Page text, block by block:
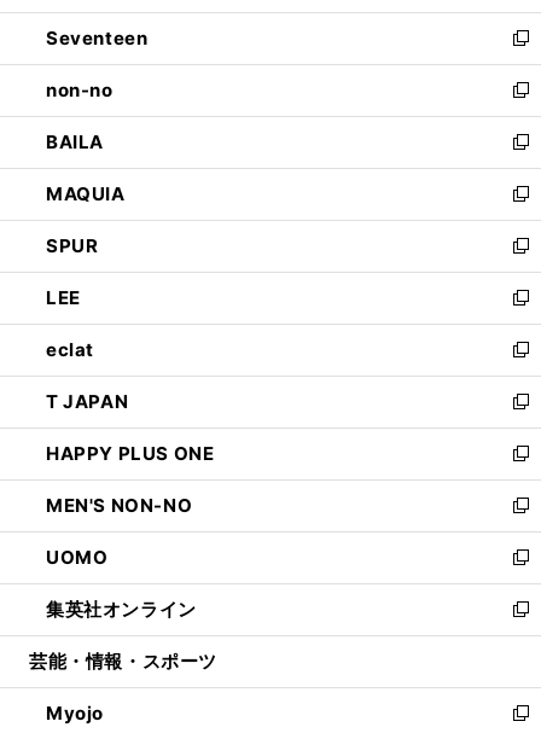
開
く
ウ
で
開
く
ン
ド
ウ
で
開
く
Seventeen
新
し
い
ウ
ィ
ン
ド
ウ
で
開
く
non-no
新
し
い
ウ
ィ
ン
ド
ウ
で
開
く
BAILA
新
し
い
ウ
ィ
ン
ド
ウ
で
開
く
MAQUIA
新
し
い
ウ
ィ
ン
ド
ウ
で
開
く
SPUR
新
し
い
ウ
ィ
ン
ド
ウ
で
開
く
LEE
新
し
い
ウ
ィ
ン
ド
ウ
で
開
く
eclat
新
し
い
ウ
ィ
ン
ド
ウ
で
開
く
T JAPAN
新
し
い
ウ
ィ
ン
ド
ウ
で
開
HAPPY PLUS ONE
新
し
い
ウ
ィ
ン
ド
ウ
開
く
MEN'S NON-NO
新
し
い
ウ
ィ
ン
ウ
で
UOMO
新
し
い
ウ
ン
ド
集英社オンライン
新
し
ウ
ィ
芸能・情報・スポーツ
Myojo
新